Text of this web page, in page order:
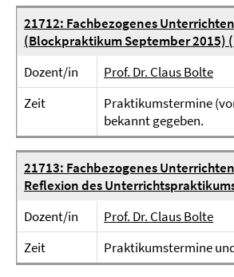
21712: Fachbezogenes
(Blockpraktikum September 2015)
Dozent/in
Prof. Dr. Claus Bolte
Zeit
Praktikumstermine
bekannt gegeben.
21713: Fachbezogenes
Reflexion des
Dozent/in
Prof. Dr. Claus Bolte
Zeit
Praktikumstermine